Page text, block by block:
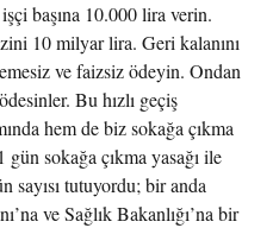
başına 10.000 lira verin.
10 milyar lira. Geri kalanını
ve faizsiz ödeyin. Ondan
Bu hızlı geçiş
hem de biz sokağa çıkma
sokağa çıkma yasağı ile
sayısı tutuyordu; bir anda
ve Sağlık Bakanlığı’na bir